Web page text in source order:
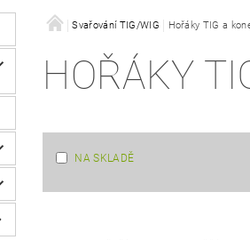
Svařování TIG/WIG Hořáky TIG a
HOŘÁKY
NA SKLADĚ